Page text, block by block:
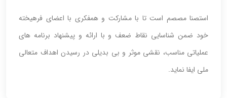
استصنا مصصم است تا با مشارکت و همفکری با اعضای فرهیخته
خود ضمن شناسایی نقاط ضعف و با ارائه و پیشنهاد برنامه های
عملیاتی مناسب، نقشی موثر و بی بدیلی در رسیدن اهداف متعالی
ملی ایفا نماید.